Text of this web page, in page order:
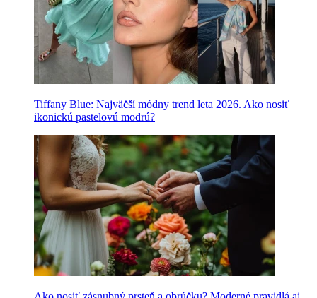
Tiffany Blue: Najväčší módny trend leta 2026. Ako nosiť
ikonickú pastelovú modrú?